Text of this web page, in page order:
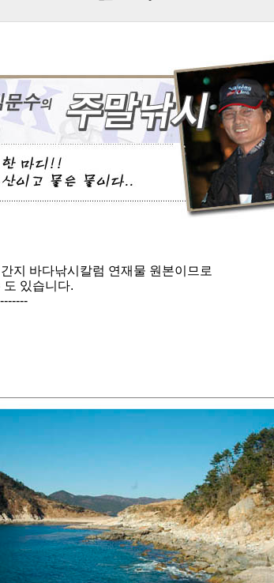
지 바다낚시칼럼 연재물 원본이므로
도 있습니다.